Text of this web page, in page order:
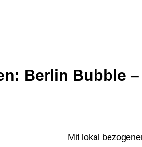
Berlin Bubble
Mit lokal